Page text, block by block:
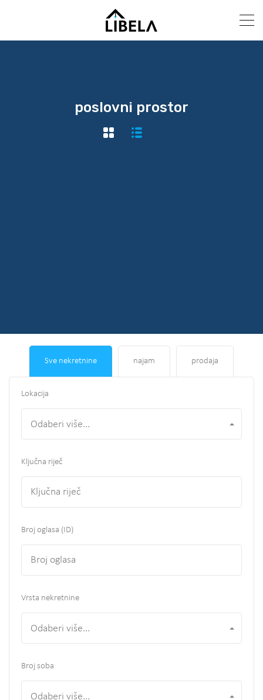
poslovni prostor
Sve nekretnine najam prodaja
Lokacija
Odaberi više...
Ključna riječ
Broj oglasa (ID)
Vrsta nekretnine
Odaberi više...
Broj soba
Odaberi više...